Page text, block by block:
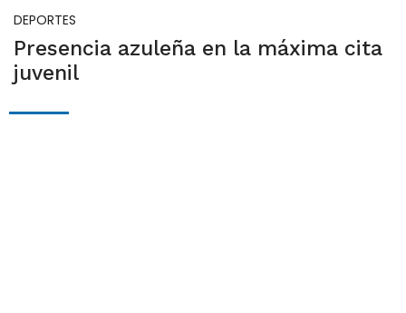
DEPORTES
Presencia azuleña en la máxima cita
juvenil